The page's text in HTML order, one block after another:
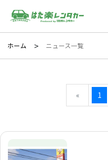
ホーム ニュース一覧
« 1